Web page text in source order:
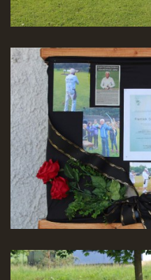
REPREZENTACE
REKORDY
ČLENSKÁ SCHŮZE ČSK
VÝKONNÝ VÝBOR,
OSTATNÍ
FOTOALBUM
VIDEO